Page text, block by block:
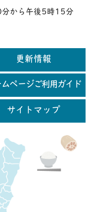
から午後5時15分
更新情報
ムページご利用ガイド
サイトマップ